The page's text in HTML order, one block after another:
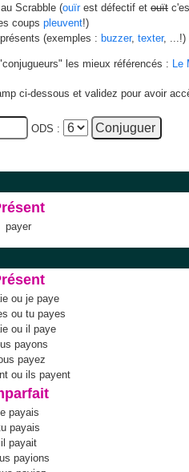
Scrabble (ouïrest défectif et ouït
coups pleuvent!)
(exemples : buzzer, texter, ...!)
les mieux référencés : Le
ci-dessous et validez pour avoir
ODS :
payer
ou je paye
ou tu payes
ou il paye
payons
payez
ou ils payent
payais
payais
il payait
payions